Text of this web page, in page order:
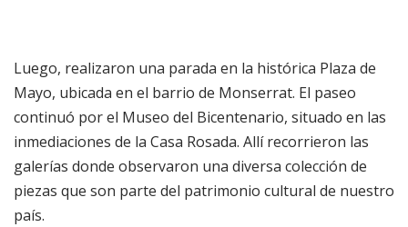
Luego, realizaron una parada en la histórica Plaza de
Mayo, ubicada en el barrio de Monserrat. El paseo
continuó por el Museo del Bicentenario, situado en las
inmediaciones de la Casa Rosada. Allí recorrieron las
galerías donde observaron una diversa colección de
piezas que son parte del patrimonio cultural de nuestro
país.